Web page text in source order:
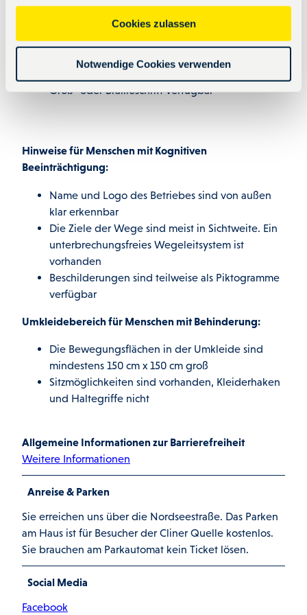
Cookies zulassen
Notwendige Cookies verwenden
vorhanden
Informationen sind in gut lesbarer Schrift
vorhanden. Es besteht zwischen Beschilderung
und Hintergrund kein guter visueller Kontrast
Im Bistro im Saunabereich ist keine Speisekarte in
Groß- oder Brailleschrift verfügbar
Hinweise für Menschen mit Kognitiven
Beeinträchtigung:
Name und Logo des Betriebes sind von außen
klar erkennbar
Die Ziele der Wege sind meist in Sichtweite. Ein
unterbrechungsfreies Wegeleitsystem ist
vorhanden
Beschilderungen sind teilweise als Piktogramme
verfügbar
Umkleidebereich für Menschen mit Behinderung:
Die Bewegungsflächen in der Umkleide sind
mindestens 150 cm x 150 cm groß
Sitzmöglichkeiten sind vorhanden, Kleiderhaken
und Haltegriffe nicht
Allgemeine Informationen zur Barrierefreiheit
Weitere Informationen
Anreise & Parken
Sie erreichen uns über die Nordseestraße. Das Parken
am Haus ist für Besucher der Cliner Quelle kostenlos.
Sie brauchen am Parkautomat kein Ticket lösen.
Social Media
Facebook